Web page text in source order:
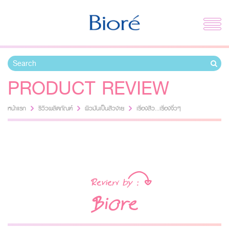
PRODUCT REVIEW
หน้าแรก รีวิวผลิตภัณฑ์ ผิวมันเป็นสิวง่าย เรื่องสิว...เรื่องจิ๋วๆ
Review by :
Biore